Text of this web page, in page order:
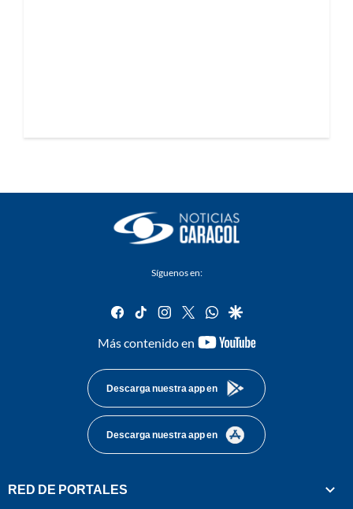
Síguenos en:
facebook
tiktok instagram
twitterwhatsapp
google
Más contenido en
youtube-
Descarga nuestra app en
Descarga nuestra app en
RED DE PORTALES